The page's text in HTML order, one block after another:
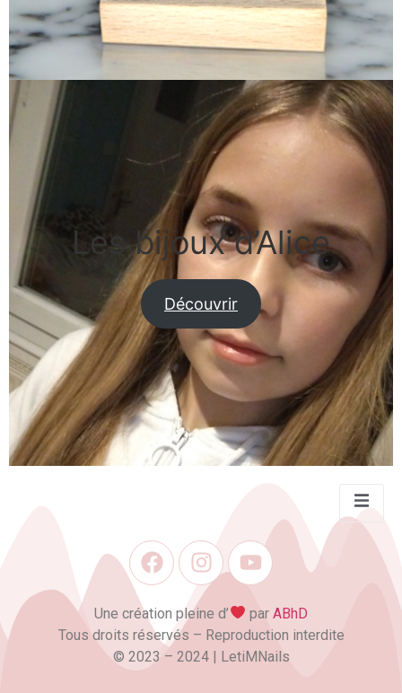
Les bijoux d’Alice
Découvrir
Une création pleine d’ par ABhD
Tous droits réservés – Reproduction interdite
©️ 2023 – 2024 | LetiMNails